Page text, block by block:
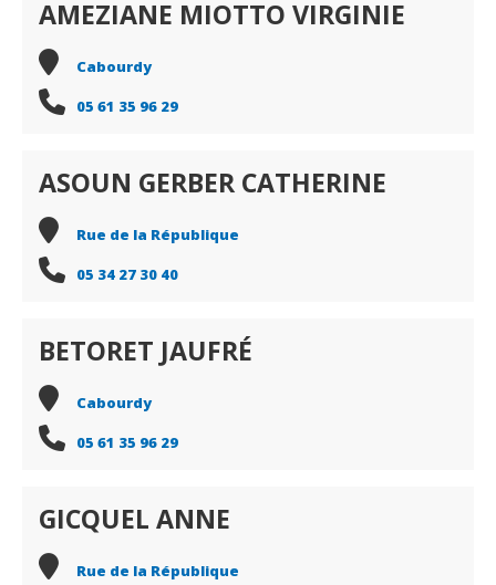
AMEZIANE MIOTTO VIRGINIE
Cabourdy
05 61 35 96 29
ASOUN GERBER CATHERINE
Rue de la République
05 34 27 30 40
BETORET JAUFRÉ
Cabourdy
05 61 35 96 29
GICQUEL ANNE
Rue de la République